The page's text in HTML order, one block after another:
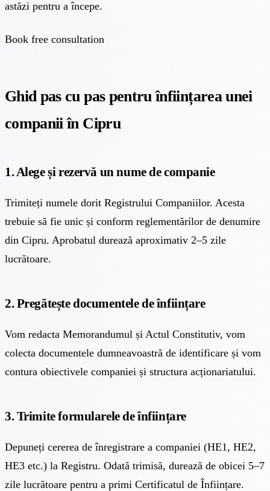
astăzi pentru a începe.
Book free consultation
Ghid pas cu pas pentru înființarea unei
companii în Cipru
1. Alege și rezervă un nume de companie
Trimiteți numele dorit Registrului Companiilor. Acesta
trebuie să fie unic și conform reglementărilor de denumire
din Cipru. Aprobatul durează aproximativ 2–5 zile
lucrătoare.
2. Pregătește documentele de înființare
Vom redacta Memorandumul și Actul Constitutiv, vom
colecta documentele dumneavoastră de identificare și vom
contura obiectivele companiei și structura acționariatului.
3. Trimite formularele de înființare
Depuneți cererea de înregistrare a companiei (HE1, HE2,
HE3 etc.) la Registru. Odată trimisă, durează de obicei 5–7
zile lucrătoare pentru a primi Certificatul de Înființare.